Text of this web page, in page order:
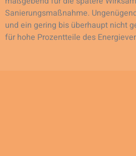
Sanierungsmaßnahme.
und ein gering bis überhaupt nicht
für hohe Prozentteile des